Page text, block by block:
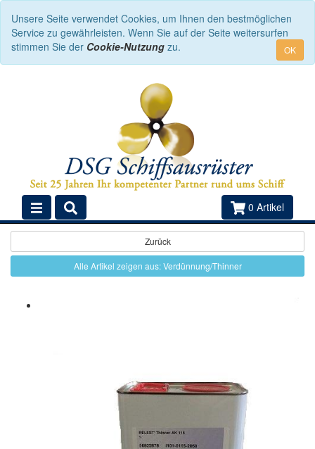
Unsere Seite verwendet Cookies, um Ihnen den bestmöglichen
Service zu gewährleisten. Wenn Sie auf der Seite weitersurfen
stimmen Sie der Cookie-Nutzung zu. OK
0 Artikel
Zurück
Alle Artikel zeigen aus: Verdünnung/Thinner